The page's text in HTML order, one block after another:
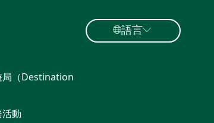
局（Destination
動
語言